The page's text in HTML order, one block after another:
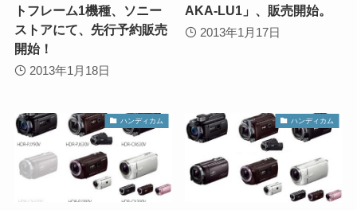
トフレーム1機種、ソニー
ストアにて、先行予約販売
開始！
2013年1月18日
AKA-LU1」、販売開始。
2013年1月17日
ハンディカム ハンディカム